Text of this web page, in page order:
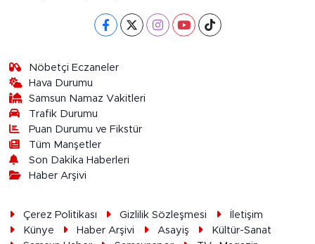
Nöbetçi Eczaneler
Hava Durumu
Samsun Namaz Vakitleri
Trafik Durumu
Puan Durumu ve Fikstür
Tüm Manşetler
Son Dakika Haberleri
Haber Arşivi
Çerez Politikası Gizlilik Sözleşmesi
İletişim
Künye
Haber Arşivi Asayiş
Kültür-Sanat